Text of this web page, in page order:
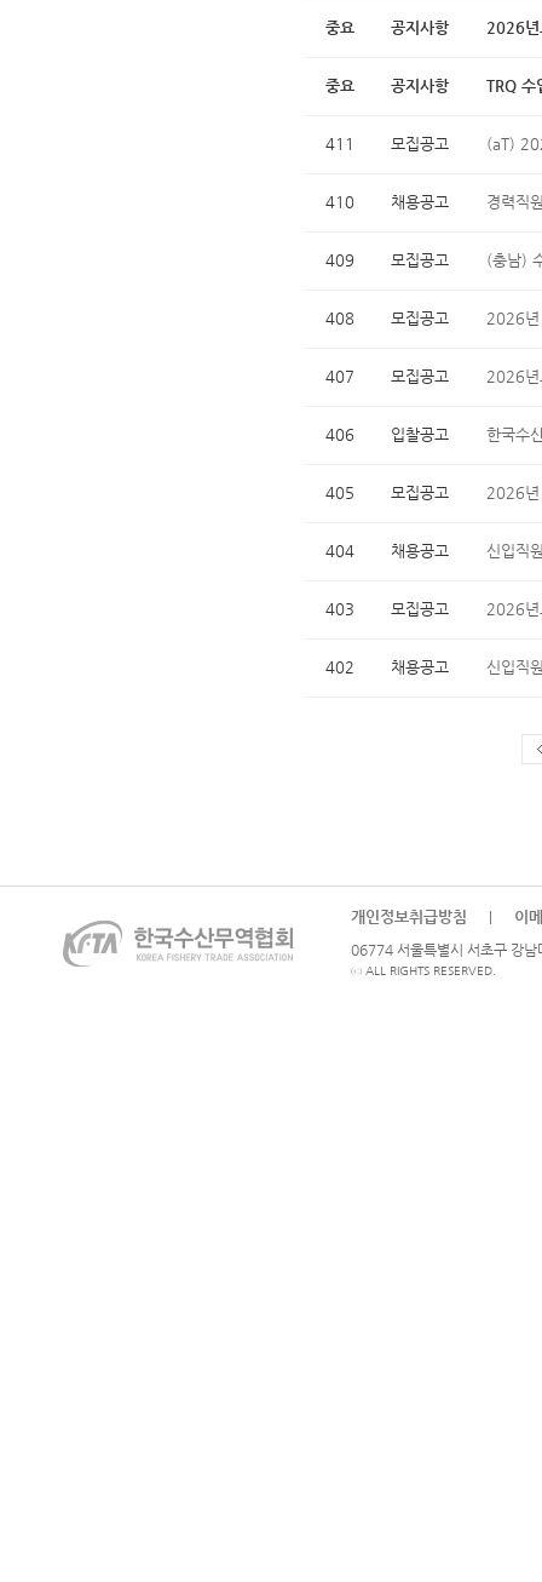
중요 공지사항 2026년
중요 공지사항 TRQ 수
411 모집공고 (aT)
410 채용공고 경력직
409 모집공고 (충남)
408 모집공고 2026년
407 모집공고 2026년
406 입찰공고 한국수
405 모집공고 2026년
404 채용공고 신입직
403 모집공고 2026년
402 채용공고 신입직
개인정보취급방침 이
06774 서울특별시 서초구 강
ⓒ ALL RIGHTS RESERVED.